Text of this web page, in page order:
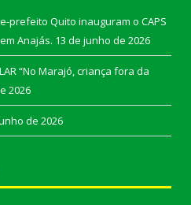
prefeito Quito inauguram o CAPS
Anajás. 13 de junho de 2026
“No Marajó, criança fora da
2026
de 2026